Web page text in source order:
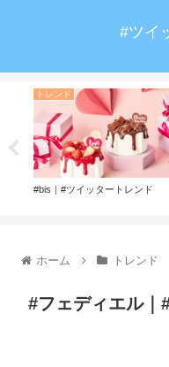
#ツイ
トレンド
#bis｜#ツイッタートレンド
ホーム トレンド
#フェディエル｜